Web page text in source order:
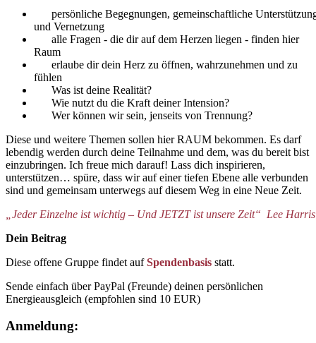
persönliche Begegnungen, gemeinschaftliche
und Vernetzung
alle Fragen - die dir auf dem Herzen liegen - finden hier
Raum
erlaube dir dein Herz zu öffnen, wahrzunehmen und zu
fühlen
Was ist deine Realität?
Wie nutzt du die Kraft deiner Intension?
Wer können wir sein, jenseits von Trennung?
Diese und weitere Themen sollen hier RAUM bekommen. Es darf
lebendig werden durch deine Teilnahme und dem, was du bereit bist
einzubringen. Ich freue mich darauf! Lass dich inspirieren,
unterstützen… spüre, dass wir auf einer tiefen Ebene alle verbunden
sind und gemeinsam unterwegs auf diesem Weg in eine Neue Zeit.
„Jeder Einzelne ist wichtig – Und JETZT ist unsere Zeit“ Lee Harris
Dein Beitrag
Diese offene Gruppe findet aufSpendenbasis statt.
Sende einfach über PayPal (Freunde) deinen persönlichen
Energieausgleich (empfohlen sind 10 EUR)
Anmeldung: